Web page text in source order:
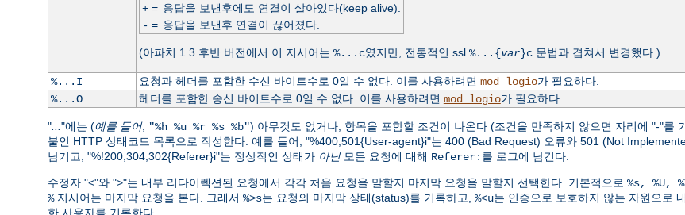
+= 응답을 보낸후에도 연결이 살아있다(keep alive).
- = 응답을 보낸후 연결이 끊어졌다.
(아파치 1.3 후반 버전에서 이 지시어는 %...c였지만, 전통적인 ssl %...{var}c문법과 겹쳐서 변경했다.)
%...I 요청과 헤더를 포함한 수신 바이트수로 0일 수 없다. 이를 사용하려면 mod_logio가 필요하다.
%...O
헤더를 포함한 송신 바이트수로 0일 수 없다. 이를 사용하려면 mod_logio가 필요하다.
" "에는 (예를 들어, "%h %u %r %s %b") 아무것도 없거나, 항목을 포함할 조건이 나온다 (조건을 만족하지 않으면 자리에 "-"를
붙인 HTTP 상태코드 목록으로 작성한다. 예를 들어, "%400,501{User-agent}i"는 400 (Bad Request) 오류와 501 (Not
남기고, "%!200,304,302{Referer}i"는 정상적인 상태가 아닌모든 요청에 대해 Referer: 를 로그에 남긴다.
수정자 "<"와 ">"는 내부 리다이렉션된 요청에서 각각 처음 요청을 말할지 마지막 요청을 말할지 선택한다. 기본적으로 %s, %U,
%지시어는 마지막 요청을 본다. 그래서 %>s는 요청의 마지막 상태(status)를 기록하고, %<u는 인증으로 보호하지 않는 자원으로